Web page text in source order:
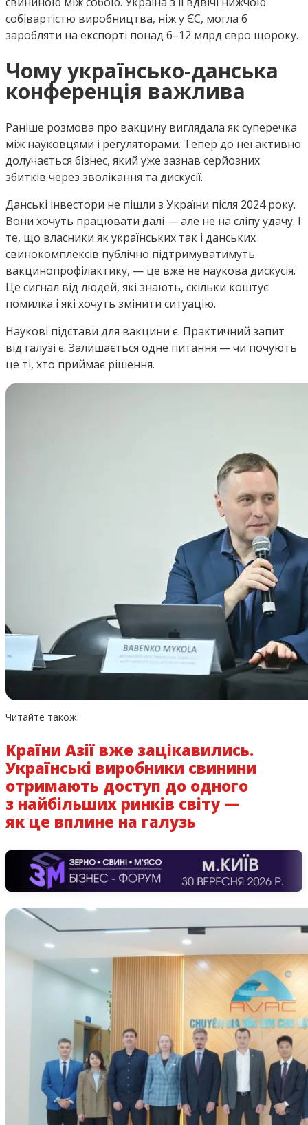
собівартістю виробництва, ніж у ЄС, могла б
заробляти на експорті понад 6–12 млрд євро щороку.
Чому українсько-данська
конференція важлива
Раніше розмова про вакцину виглядала як суперечка
між науковцями і регуляторами. Тепер до неї активно
долучається бізнес, який уже зазнав серйозних
збитків через зволікання та дискусії.
Данські інвестори не пішли з України після 2024 року.
Вони хочуть працювати далі — але не на сліпу удачу. І
те, що власники як українських так і данських
свинокомплексів публічно підтримуватимуть
вакцинопрофілактику, — це вже не наукова дискусія.
Це сигнал від людей, які знають, скільки коштує
помилка і які хочуть змінити ситуацію.
Наукові підстави для вакцини є. Практичний запит
від галузі є. Залишається одне питання — чи почують
це ті, хто приймає рішення.
Читайте також:
Країни Азії вже зацікавились.
Українські виробники свинини
отримають доступ до одного
з найбільших ринків світу —
як це вплине на галузь